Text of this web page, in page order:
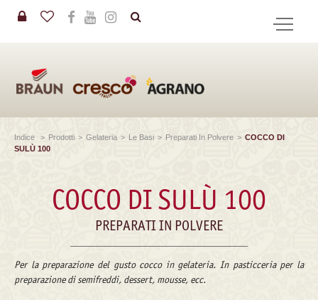
Indice > Prodotti > Gelateria > Le Basi > Preparati In Polvere > COCCO DI
SULÙ 100
COCCO DI SULÙ 100
PREPARATI IN POLVERE
Per la preparazione del gusto cocco in gelateria. In pasticceria per la
preparazione di semifreddi, dessert, mousse, ecc.